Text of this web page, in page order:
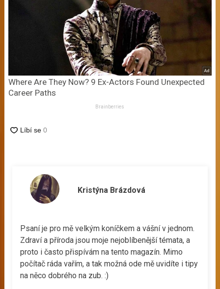
Where Are They Now? 9 Ex-Actors Found Unexpected
Career Paths
Brainberries
Kristýna Brázdová
Psaní je pro mě velkým koníčkem a vášní v jednom.
Zdraví a příroda jsou moje nejoblíbenější témata, a
proto i často přispívám na tento magazín. Mimo
počítač ráda vařím, a tak možná ode mě uvidíte i tipy
na něco dobrého na zub. :)